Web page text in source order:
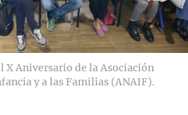
Aniversario de la Asociación
y a las Familias (ANAIF).